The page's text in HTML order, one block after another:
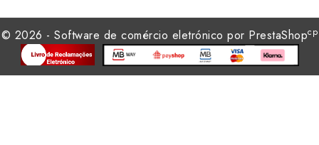
© 2026 - Software de comércio eletrónico por PrestaShopcp